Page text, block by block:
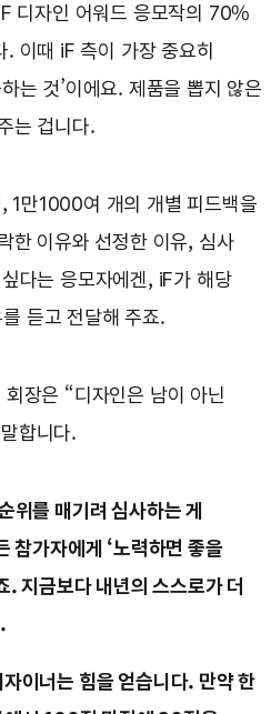
디자인 어워드 응모작의 70%
이때 iF 측이 가장 중요히
는 것’이에요. 제품을 뽑지 않은
는 겁니다.
1만1000여 개의 개별 피드백을
한 이유와 선정한 이유, 심사
다는 응모자에겐, iF가 해당
듣고 전달해 주죠.
장은 “디자인은 남이 아닌
합니다.
위를 매기려 심사하는 게
참가자에게 ‘노력하면 좋을
. 지금보다 내년의 스스로가 더
이너는 힘을 얻습니다. 만약 한